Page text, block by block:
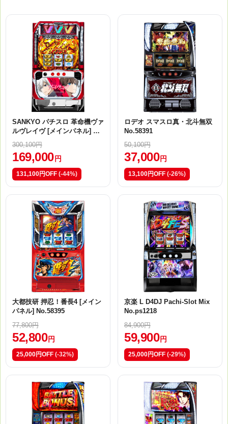
SANKYO パチスロ 革命機ヴァ
ルヴレイヴ [メインパネル] No.
300,100円
169,000 円
131,100円OFF (-44%)
ロデオ スマスロ真・北斗無双
No.58391
50,100円
37,000 円
13,100円OFF (-26%)
大都技研 押忍！番長4 [メイン
パネル] No.58395
77,800円
52,800円
25,000円OFF (-32%)
京楽 L D4DJ Pachi-Slot Mix
No.ps1218
84,900円
59,900円
25,000円OFF (-29%)